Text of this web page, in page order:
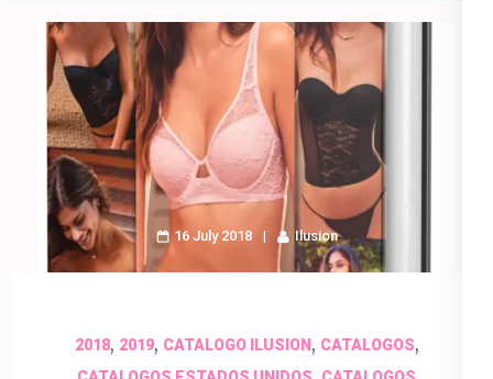
16 July 2018 Ilusion
2018, 2019, CATALOGO ILUSION, CATALOGOS,